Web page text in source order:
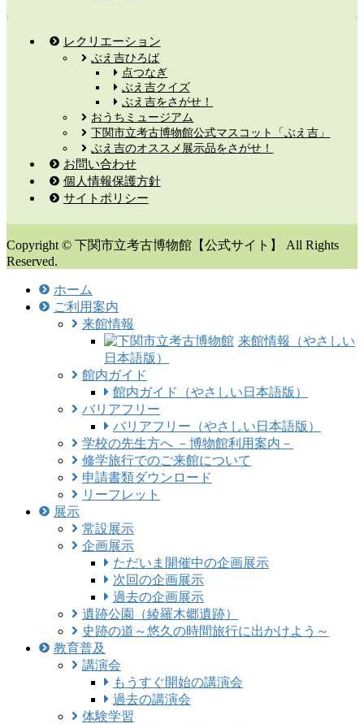
レクリエーション
ぶえ吉ひろば
点つなぎ
ぶえ吉クイズ
ぶえ吉をさがせ！
おうちミュージアム
下関市立考古博物館公式マスコット「ぶえ吉」
ぶえ吉のオススメ展示品をさがせ！
お問い合わせ
個人情報保護方針
サイトポリシー
Copyright © 下関市立考古博物館【公式サイト】 All Rights
Reserved.
ホーム
ご利用案内
来館情報
来館情報（やさしい
日本語版）
館内ガイド
館内ガイド（やさしい日本語版）
バリアフリー
バリアフリー（やさしい日本語版）
学校の先生方へ －博物館利用案内－
修学旅行でのご来館について
申請書類ダウンロード
リーフレット
展示
常設展示
企画展示
ただいま開催中の企画展示
次回の企画展示
過去の企画展示
遺跡公園（綾羅木郷遺跡）
史跡の道～悠久の時間旅行に出かけよう～
教育普及
講演会
もうすぐ開始の講演会
過去の講演会
体験学習